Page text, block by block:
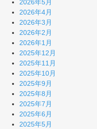
2026年5月
2026年4月
2026年3月
2026年2月
2026年1月
2025年12月
2025年11月
2025年10月
2025年9月
2025年8月
2025年7月
2025年6月
2025年5月